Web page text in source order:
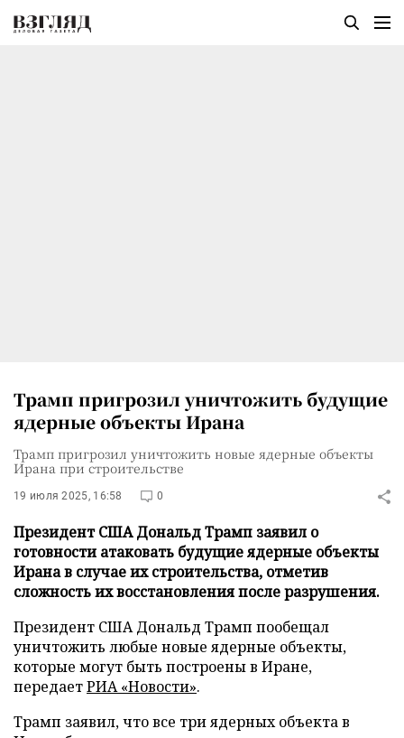
Трамп пригрозил уничтожить будущие
ядерные объекты Ирана
Трамп пригрозил уничтожить новые ядерные объекты
Ирана при строительстве
19 июля 2025, 16:58 0
Президент США Дональд Трамп заявил о
готовности атаковать будущие ядерные объекты
Ирана в случае их строительства, отметив
сложность их восстановления после разрушения.
Президент США Дональд Трамп пообещал
уничтожить любые новые ядерные объекты,
которые могут быть построены в Иране,
передаетРИА «Новости».
Трамп заявил, что все три ядерных объекта в